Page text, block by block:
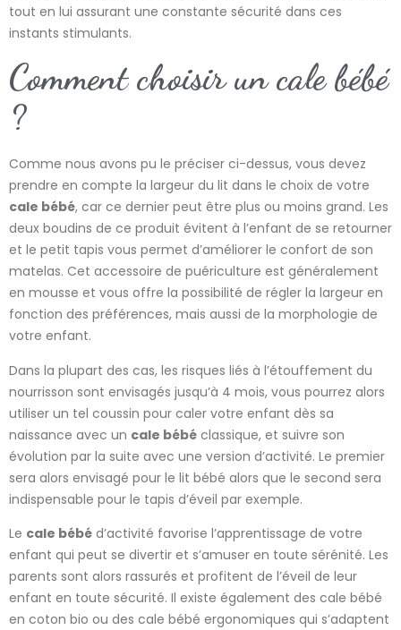
tout en lui assurant une constante sécurité dans ces
instants stimulants.
Comment choisir un cale bébé
?
Comme nous avons pu le préciser ci-dessus, vous devez
prendre en compte la largeur du lit dans le choix de votre
cale bébé, car ce dernier peut être plus ou moins grand. Les
deux boudins de ce produit évitent à l’enfant de se retourner
et le petit tapis vous permet d’améliorer le confort de son
matelas. Cet accessoire de puériculture est généralement
en mousse et vous offre la possibilité de régler la largeur en
fonction des préférences, mais aussi de la morphologie de
votre enfant.
Dans la plupart des cas, les risques liés à l’étouffement du
nourrisson sont envisagés jusqu’à 4 mois, vous pourrez alors
utiliser un tel coussin pour caler votre enfant dès sa
naissance avec un cale bébé classique, et suivre son
évolution par la suite avec une version d’activité. Le premier
sera alors envisagé pour le lit bébé alors que le second sera
indispensable pour le tapis d’éveil par exemple.
Le cale bébé d’activité favorise l’apprentissage de votre
enfant qui peut se divertir et s’amuser en toute sérénité. Les
parents sont alors rassurés et profitent de l’éveil de leur
enfant en toute sécurité. Il existe également des cale bébé
en coton bio ou des cale bébé ergonomiques qui s’adaptent